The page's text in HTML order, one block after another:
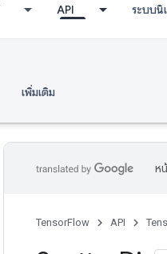
API ระบบนิ
เพิ่มเติม
ห
TensorFlow API